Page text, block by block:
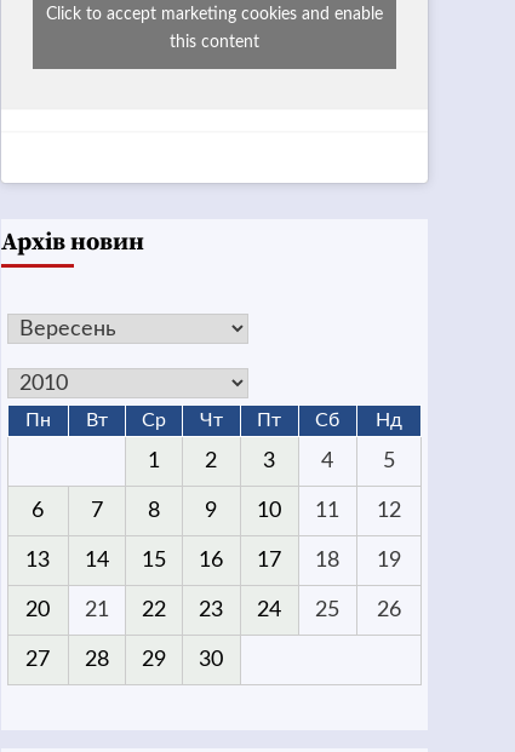
Click to accept marketing cookies and enable
this content
Архів новин
Пн Вт Ср Чт Пт Сб Нд
1 2 3 4 5
6 7 8 9 10 11 12
13 14 15 16 17 18 19
20 21 22 23 24 25 26
27 28 29 30